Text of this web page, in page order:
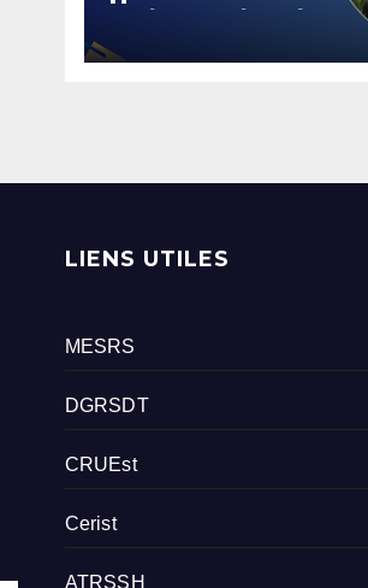
02/UOEB/BM/2026
LIENS UTILES
MESRS
DGRSDT
CRUEst
Cerist
ATRSSH